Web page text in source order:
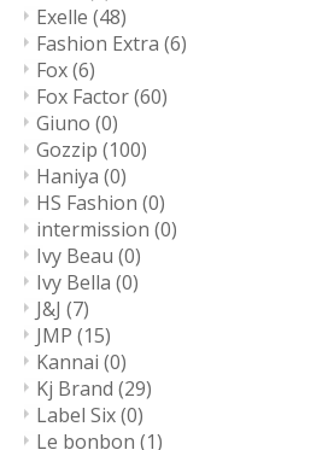
Exelle (48)
Fashion Extra (6)
Fox(6)
Fox Factor(60)
Giuno (0)
Gozzip (100)
Haniya (0)
HS Fashion (0)
intermission (0)
Ivy Beau (0)
Ivy Bella (0)
J&J (7)
JMP (15)
Kannai (0)
Kj Brand (29)
Label Six(0)
Le bonbon (1)